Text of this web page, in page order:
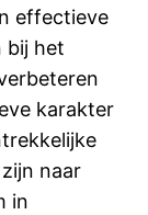
effectieve
bij het
karakter
naar
in